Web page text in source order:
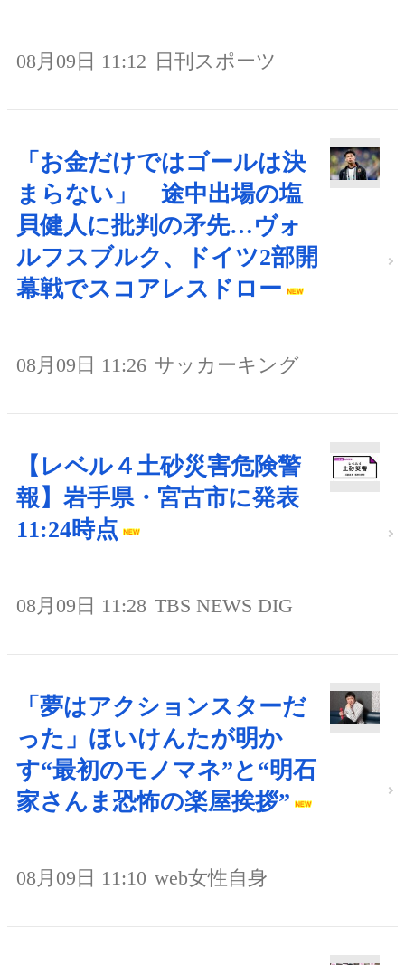
08月09日 11:12 日刊スポーツ
「お金だけではゴールは決
まらない」 途中出場の塩
貝健人に批判の矛先…ヴォ
ルフスブルク、ドイツ2部開
幕戦でスコアレスドロー
08月09日 11:26 サッカーキング
【レベル４土砂災害危険警
報】岩手県・宮古市に発表
11:24時点
08月09日 11:28 TBS NEWS DIG
「夢はアクションスターだ
った」ほいけんたが明か
す“最初のモノマネ”と“明石
家さんま恐怖の楽屋挨拶”
08月09日 11:10 web女性自身